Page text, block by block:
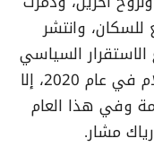
للسكان، وانتشر
الاستقرار السياسي
والأمني، ورغم توقيع اتفاقية السلام في عام 2020، إلا
وفي هذا العام
مشار.